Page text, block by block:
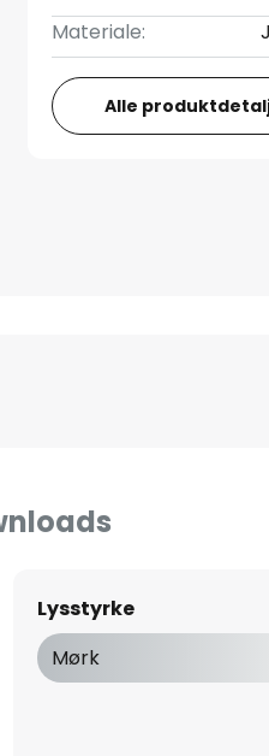
Materiale:
Alle
Lysstyrke
Mørk